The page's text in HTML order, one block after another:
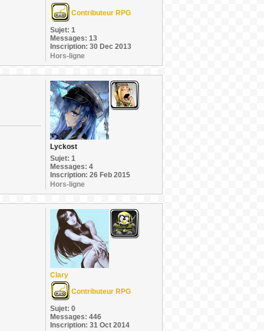
Contributeur RPG
Sujet: 1
Messages: 13
Inscription: 30 Dec 2013
Hors-ligne
Lyckost
Sujet: 1
Messages: 4
Inscription: 26 Feb 2015
Hors-ligne
Clary
Contributeur RPG
Sujet: 0
Messages: 446
Inscription: 31 Oct 2014